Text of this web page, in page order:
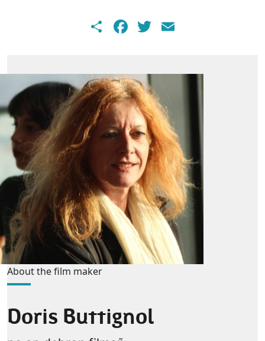
ShareFacebook
Twitter
About the film maker
Doris Buttignol